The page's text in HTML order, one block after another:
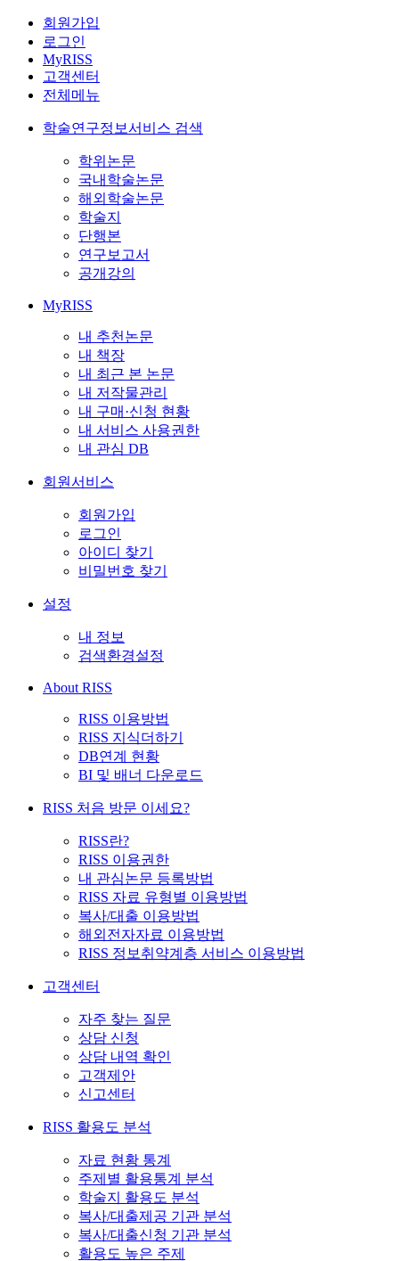
회원가입
로그인
MyRISS
고객센터
전체메뉴
학술연구정보서비스 검색
학위논문
국내학술논문
해외학술논문
학술지
단행본
연구보고서
공개강의
MyRISS
내 추천논문
내 책장
내 최근 본 논문
내 저작물관리
내 구매·신청 현황
내 서비스 사용권한
내 관심 DB
회원서비스
회원가입
로그인
아이디 찾기
비밀번호 찾기
설정
내 정보
검색환경설정
About RISS
RISS 이용방법
RISS 지식더하기
DB연계 현황
BI 및 배너 다운로드
RISS 처음 방문 이세요?
RISS란?
RISS 이용권한
내 관심논문 등록방법
RISS 자료 유형별 이용방법
복사/대출 이용방법
해외전자자료 이용방법
RISS 정보취약계층 서비스 이용방법
고객센터
자주 찾는 질문
상담 신청
상담 내역 확인
고객제안
신고센터
RISS 활용도 분석
자료 현황 통계
주제별 활용통계 분석
학술지 활용도 분석
복사/대출제공 기관 분석
복사/대출신청 기관 분석
활용도 높은 주제